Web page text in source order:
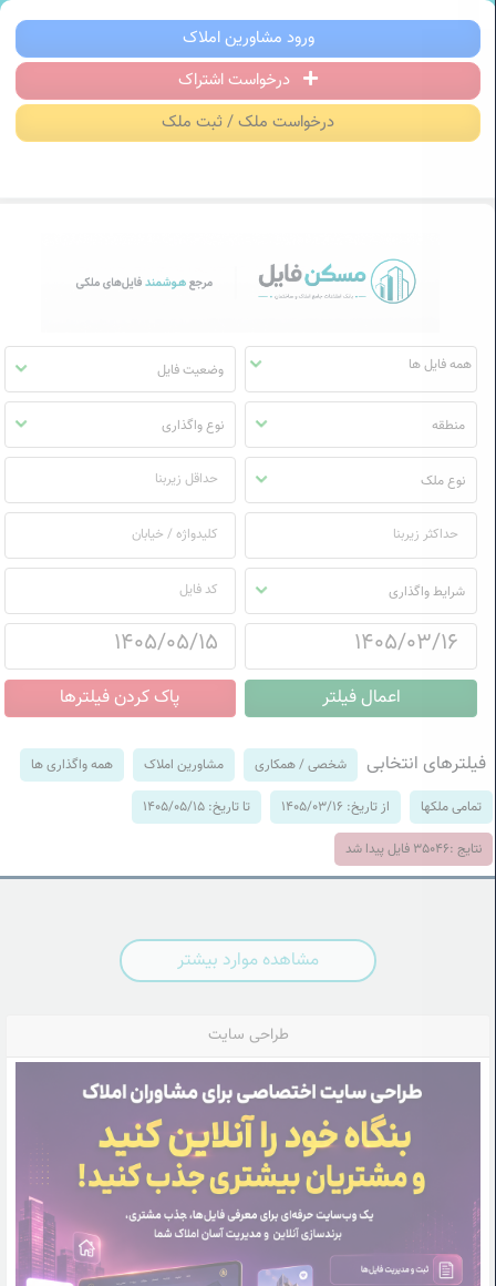
مسکن فایل | خرید، فروش، رهن و اجاره
ورود مشاورین املاک
درخواست اشتراک
درخواست ملک / ثبت ملک
مسکن
فایل
وضعیت فایل
منطقه نوع واگذاری
نوع ملک
شرایط واگذاری
فیلترهای انتخابی شخصی / همکاری مشاورین املاک همه واگذاری ها
تمامی ملکها از تاریخ: 1405/03/16 تا تاریخ: 1405/05/15
نتایج :35046 فایل پیدا شد
مشاهده موارد بیشتر
طراحی سایت